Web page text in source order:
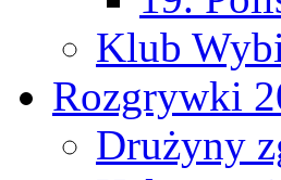
Klub
Rozgrywki
Drużyny